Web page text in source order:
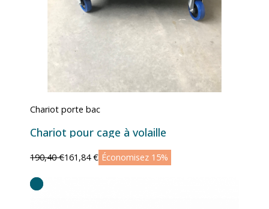
Chariot porte bac
Chariot pour cage à volaille
190,40 €161,84 € Économisez 15%